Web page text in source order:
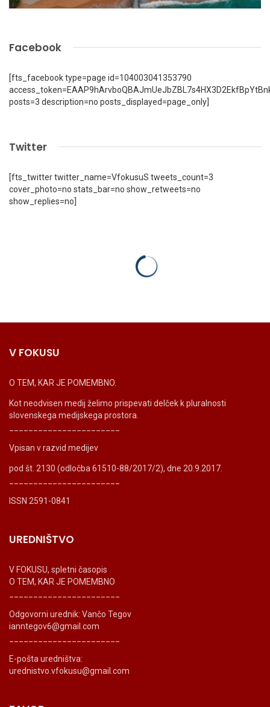
Facebook
[fts_facebook type=page id=104003041353790
posts=3 description=no posts_displayed=page_only]
Twitter
[fts_twitter twitter_name=VfokusuS tweets_count=3
cover_photo=no stats_bar=no show_retweets=no
show_replies=no]
V FOKUSU
O TEM, KAR JE POMEMBNO.
Kot neodvisen medij želimo prispevati delček k pluralnosti
slovenskega medijskega prostora.
Vpisan v razvid medijev
pod št. 2130 (odločba 61510-88/2017/2), dne 20.9.2017.
ISSN 2591-0841
UREDNIŠTVO
V FOKUSU, spletni časopis
O TEM, KAR JE POMEMBNO
Odgovorni urednik: Vančo Tegov
ianntegov6@gmail.com
E-pošta uredništva:
urednistvo.vfokusu@gmail.com